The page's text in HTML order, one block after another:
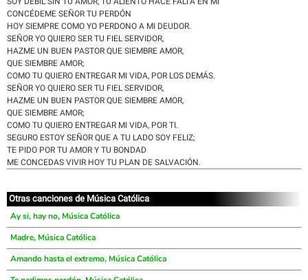
CONCÉDEME SEÑOR TU PERDÓN
HOY SIEMPRE COMO YO PERDONO A MI DEUDOR.
SEÑOR YO QUIERO SER TU FIEL SERVIDOR,
HAZME UN BUEN PASTOR QUE SIEMBRE AMOR,
QUE SIEMBRE AMOR;
COMO TU QUIERO ENTREGAR MI VIDA, POR LOS DEMÁS.
SEÑOR YO QUIERO SER TU FIEL SERVIDOR,
HAZME UN BUEN PASTOR QUE SIEMBRE AMOR,
QUE SIEMBRE AMOR;
COMO TU QUIERO ENTREGAR MI VIDA, POR TI.
SEGURO ESTOY SEÑOR QUE A TU LADO SOY FELIZ;
TE PIDO POR TU AMOR Y TU BONDAD
ME CONCEDAS VIVIR HOY TU PLAN DE SALVACIÓN.
Otras canciones de Música Católica
Ay si, hay no, Música Católica
Madre, Música Católica
Amando hasta el extremo, Música Católica